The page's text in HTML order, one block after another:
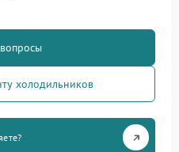
холодильников